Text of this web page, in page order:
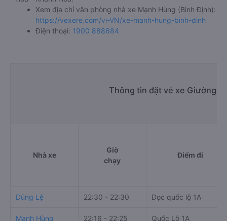
Xem địa chỉ văn phòng nhà xe Mạnh Hùng (Bình Định):
https://vexere.com/vi-VN/xe-manh-hung-binh-dinh
Điện thoại: 1900 888684
Thông tin đặt vé xe Giường
Nhà xe
Giờ
chạy
Điểm đi
Dũng Lệ 22:30 - 22:30 Dọc quốc lộ 1A
Mạnh Hùng 22:16 - 22:25 Quốc Lộ 1A